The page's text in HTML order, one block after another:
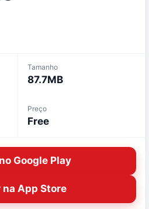
Tamanho
87.7MB
Preço
Free
Google Play
na App Store